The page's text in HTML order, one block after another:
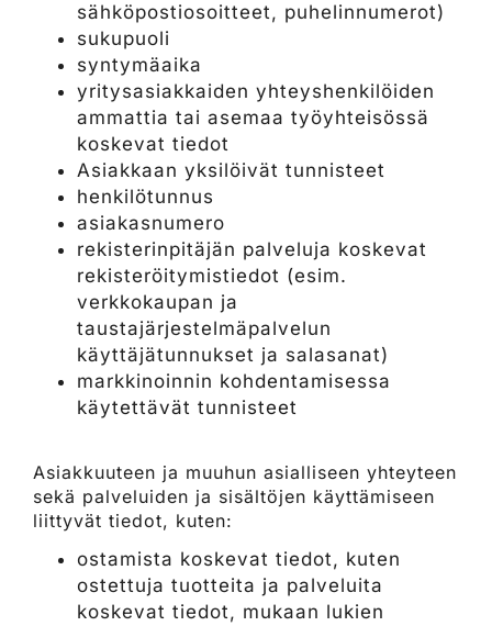
sähköpostiosoitteet, puhelinnumerot)
sukupuoli
syntymäaika
yritysasiakkaiden yhteyshenkilöiden
ammattia tai asemaa työyhteisössä
koskevat tiedot
Asiakkaan yksilöivät tunnisteet
henkilötunnus
asiakasnumero
rekisterinpitäjän palveluja koskevat
rekisteröitymistiedot (esim.
verkkokaupan ja
taustajärjestelmäpalvelun
käyttäjätunnukset ja salasanat)
markkinoinnin kohdentamisessa
käytettävät tunnisteet
Asiakkuuteen ja muuhun asialliseen yhteyteen
sekä palveluiden ja sisältöjen käyttämiseen
liittyvät tiedot, kuten:
ostamista koskevat tiedot, kuten
ostettuja tuotteita ja palveluita
koskevat tiedot, mukaan lukien